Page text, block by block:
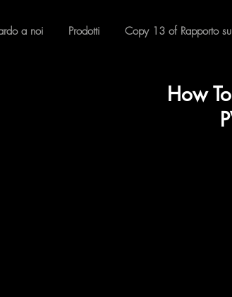
a noi Prodotti Copy 13 of Rapporto
How